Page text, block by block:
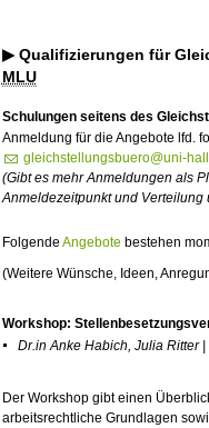
▶ Qualifizierungen für
MLU
Schulungen seitens des
Anmeldung für die Angebote lfd.
gleichstellungsbuero@uni-
(Gibt es mehr Anmeldungen als
Anmeldezeitpunkt und Verteilung
Folgende Angebote bestehen
(Weitere Wünsche, Ideen,
Workshop:
Dr.in Anke Habich, Julia Ritter
Der Workshop gibt einen
arbeitsrechtliche Grundlagen